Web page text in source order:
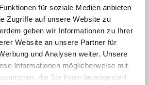
für soziale Medien anbieten
Zugriffe auf unsere Website zu
geben wir Informationen zu Ihrer
Website an unsere Partner für
und Analysen weiter. Unsere
Informationen möglicherweise mit
die Sie ihnen bereitgestellt
DETAILS